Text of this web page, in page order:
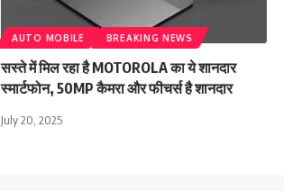
AUTO MOBILE BREAKING NEWS
सस्ते में मिल रहा है MOTOROLA का ये शानदार
स्मार्टफोन, 50MP कैमरा और फीचर्स है शानदार
July 20, 2025